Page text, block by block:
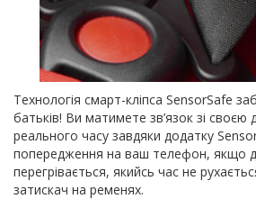
Технологія смарт-кліпса SensorSafe
батьків! Ви матимете зв’язок зі
реального часу завдяки додатку
попередження на ваш телефон, якщо
перегрівається, якийсь час не
затискач на ременях.